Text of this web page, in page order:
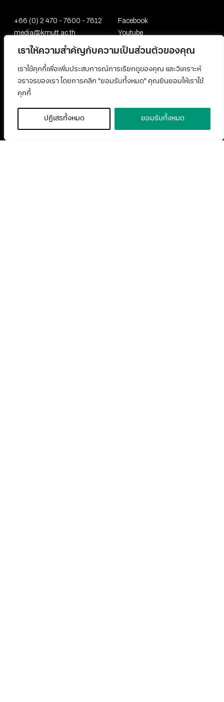
เราให้ความสำคัญกับความเป็นส่วนตัวของคุณ
เราใช้คุกกี้เพื่อเพิ่มประสบการณ์การเรียกดูของคุณ และวิเคราะห์
จราจรของเรา โดยการคลิก "ยอมรับทั้งหมด" คุณยินยอมให้เราใช้
คุกกี้
ปฏิเสธทั้งหมด ยอมรับทั้งหมด
+66 (0) 2 470 - 7600 - 7612
media@kmutt.ac.th
Facebook
Youtube